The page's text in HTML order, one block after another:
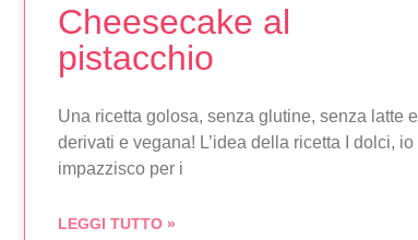
Cheesecake al
pistacchio
Una ricetta golosa, senza glutine, senza latte e
derivati e vegana! L’idea della ricetta I dolci, io
impazzisco per i
LEGGI TUTTO »